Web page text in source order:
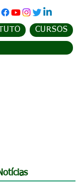
CURSOS